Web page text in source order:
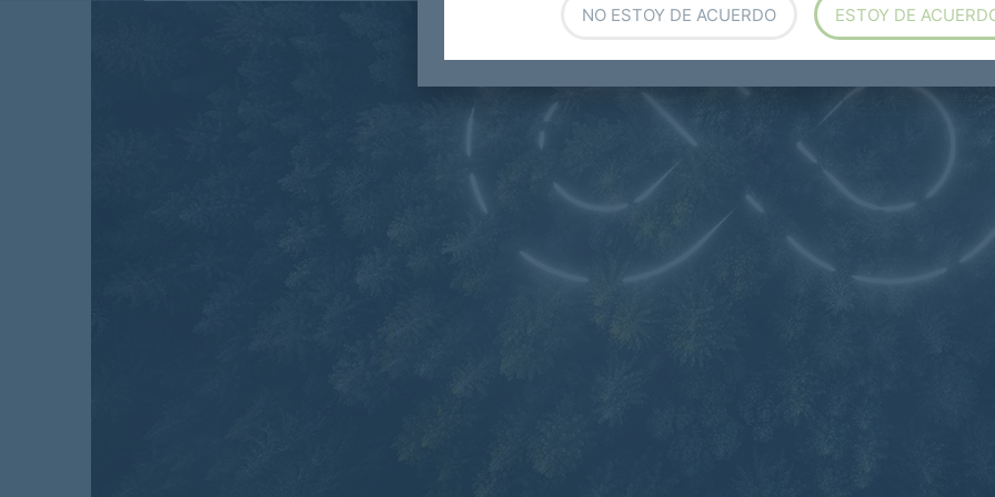
NO ESTOY DE ACUERDO ESTOY DE